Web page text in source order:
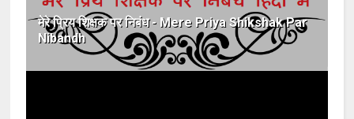
मेरे प्रिय शिक्षक पर निबंध - Mere Priya Shikshak Par
Nibandh